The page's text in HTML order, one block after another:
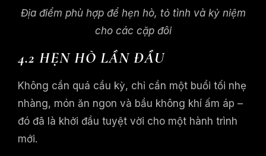
Địa điểm phù hợp để hẹn hò, tỏ tình và kỷ niệm
cho các cặp đôi
4.2 HẸN HÒ LẦN ĐẦU
Không cần quá cầu kỳ, chỉ cần một buổi tối nhẹ
nhàng, món ăn ngon và bầu không khí ấm áp –
đó đã là khởi đầu tuyệt vời cho một hành trình
mới.